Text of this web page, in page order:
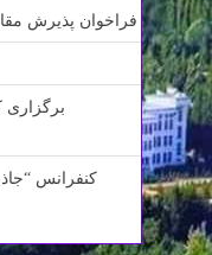
فراخوان پذیرش
کنفرانس